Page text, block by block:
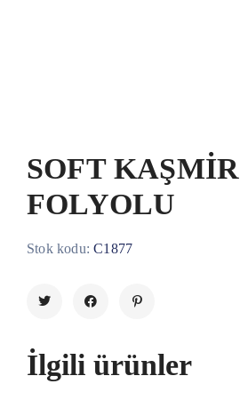
SOFT KAŞMİR
FOLYOLU
Stok kodu:C1877
İlgili ürünler